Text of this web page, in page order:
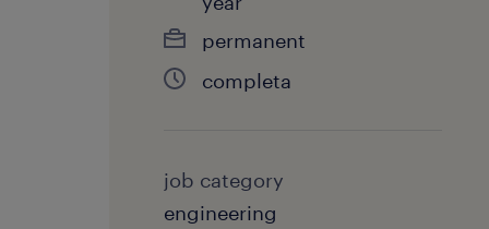
permanent
completa
job category
engineering